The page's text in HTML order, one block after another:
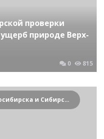
проверки
природе Верх-
0 815
Криминальные новости Новосибирска и Сибирского региона